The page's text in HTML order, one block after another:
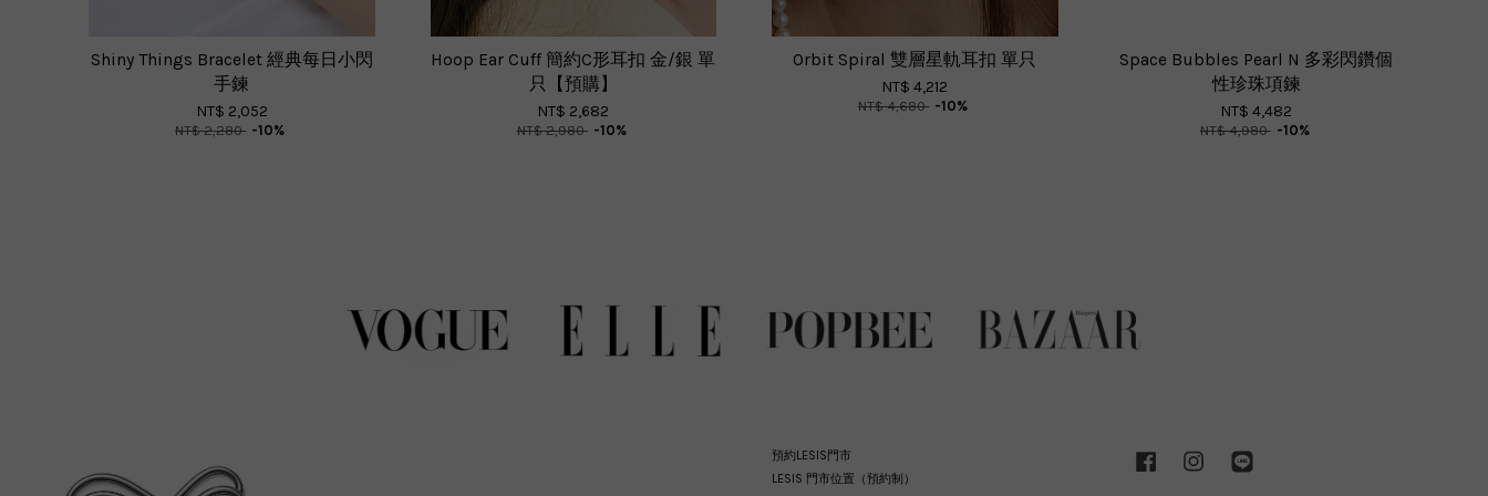
Shiny Things Bracelet 經典每日小閃
手鍊
NT$ 2,052
NT$ 2,280 -10%
Hoop Ear Cuff 簡約C形耳扣 金/銀 單
只【預購】
NT$ 2,682
NT$ 2,980 -10%
Orbit Spiral 雙層星軌耳扣 單只
NT$ 4,212
NT$ 4,680 -10%
Space Bubbles Pearl N 多彩閃鑽個
性珍珠項鍊
NT$ 4,482
NT$ 4,980 -10%
預約LESIS門市
LESIS 門市位置（預約制）
Facebook Instagram